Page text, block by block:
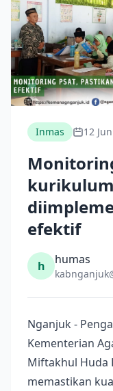
Inmas 12
efektif
h humas
Nganjuk -
Kementerian
Miftakhul Huda
memastikan